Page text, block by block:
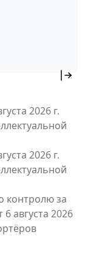
2026 г.
2026 г.
контролю за
августа 2026